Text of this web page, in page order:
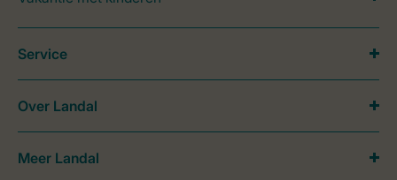
Service
Over Landal
Meer Landal